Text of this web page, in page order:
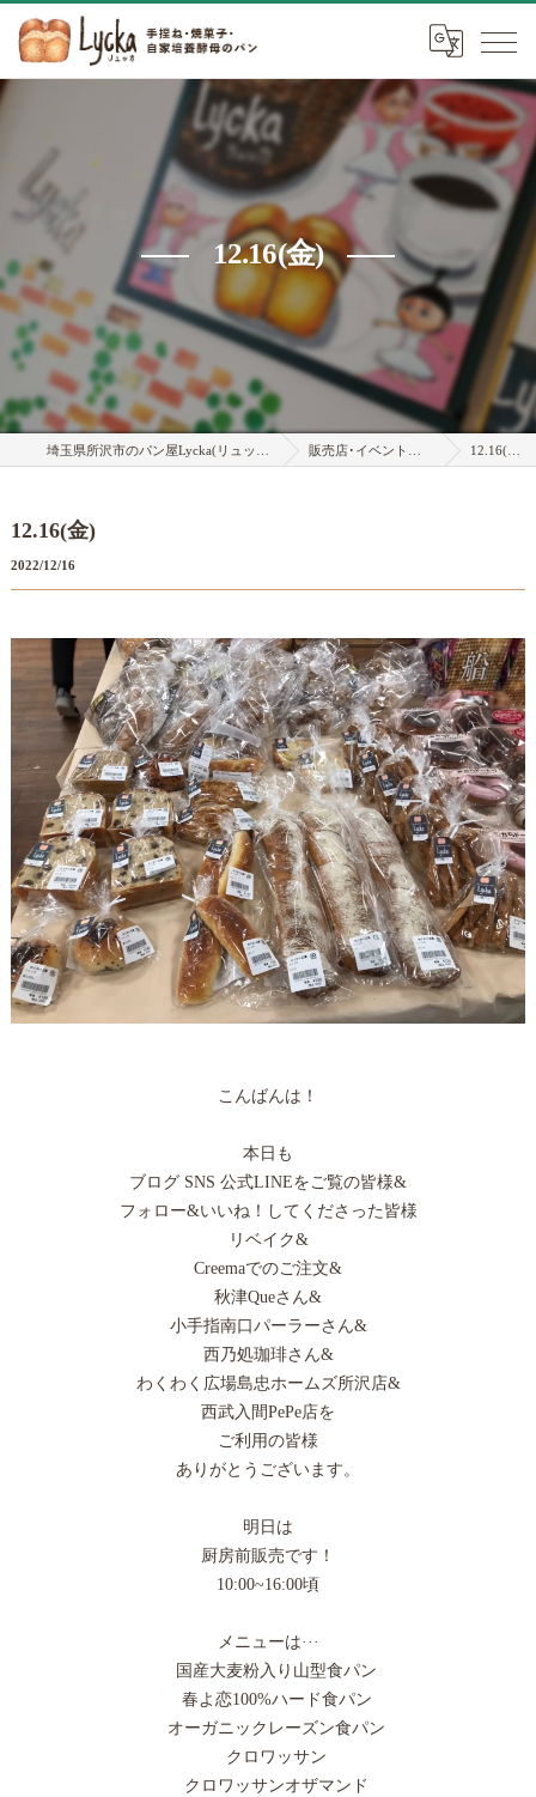
12.16(金)
販売店･イベント情報 12.16(金)
12.16(金)
2022/12/16
こんばんは！
本日も
ブログ SNS 公式LINEをご覧の皆様&
フォロー&いいね！してくださった皆様
リベイク&
Creemaでのご注文&
秋津Queさん&
小手指南口パーラーさん&
西乃処珈琲さん&
わくわく広場島忠ホームズ所沢店&
西武入間PePe店を
ご利用の皆様
ありがとうございます。
明日は
厨房前販売です！
10:00~16:00頃
メニューは···
国産大麦粉入り山型食パン
春よ恋100%ハード食パン
オーガニックレーズン食パン
クロワッサン
クロワッサンオザマンド